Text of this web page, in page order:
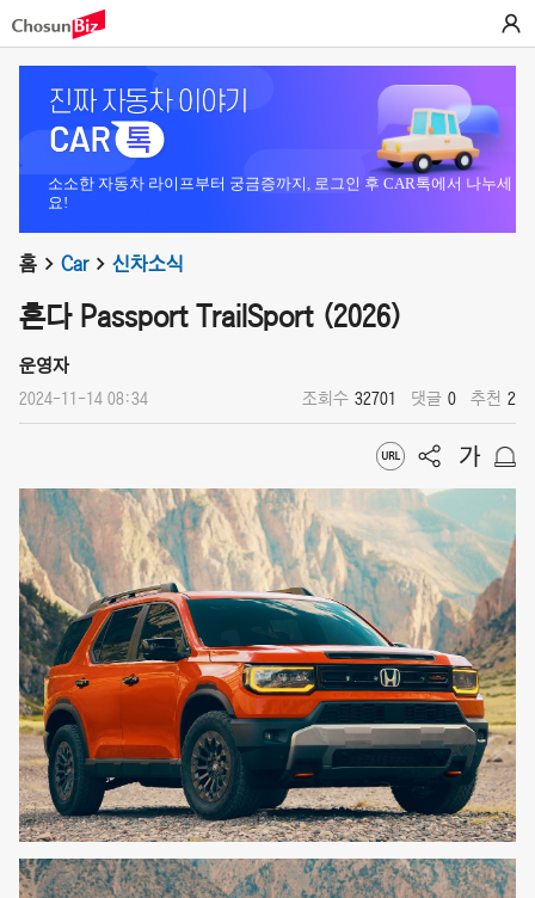
소소한 자동차 라이프부터 궁금증까지, 로그인 후 CAR톡에서 나누세
요!
홈 Car 신차소식
혼다 Passport TrailSport (2026)
운영자
2024-11-14 08:34 조회수 32701 댓글 0 추천 2